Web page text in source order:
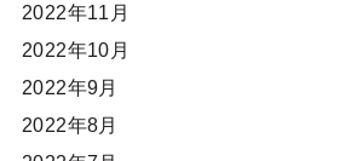
2022年11月
2022年10月
2022年9月
2022年8月